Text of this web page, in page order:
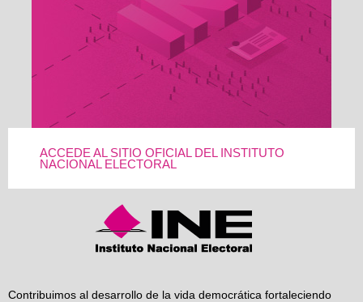
ACCEDE AL SITIO OFICIAL DEL INSTITUTO
NACIONAL ELECTORAL
Contribuimos al desarrollo de la vida democrática fortaleciendo